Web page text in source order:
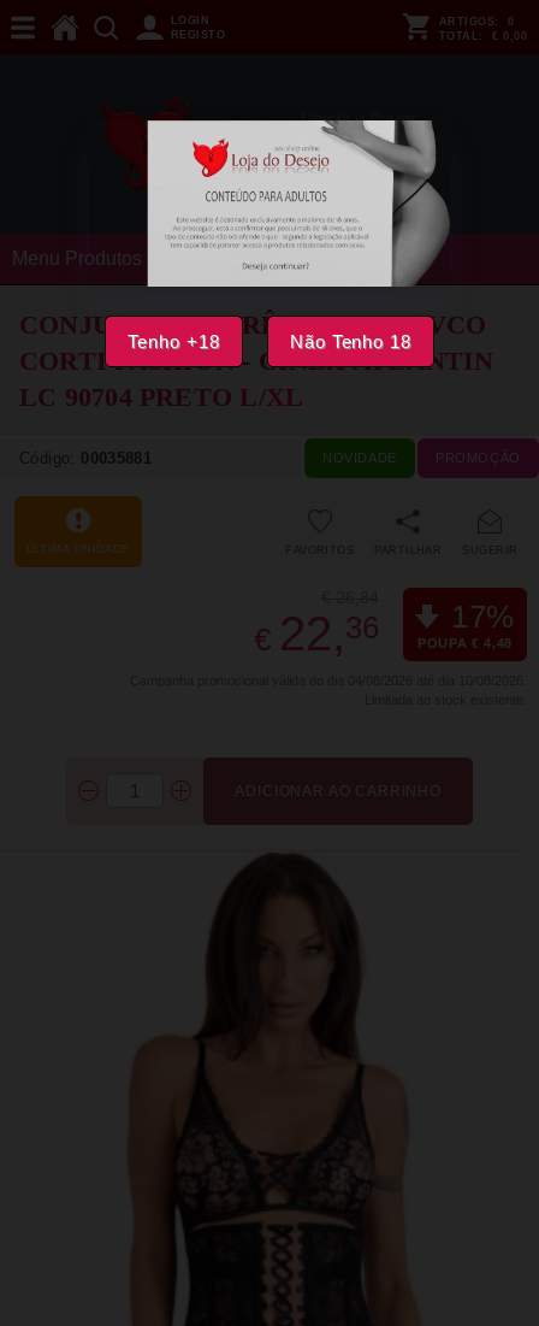
Tenho +18 Não Tenho 18
LOGIN
REGISTO
ARTIGOS:
0
TOTAL: € 0,00
Menu Produtos
CONJUNTO DE TRÊS PEÇAS LIVCO
CORTI FASHION - CINEX ATLANTIN
LC 90704 PRETO L/XL
Código: 00035881 NOVIDADE PROMOÇÃO
ÚLTIMA UNIDADE SUGERIR
FAVORITOS
€ 22,36 17%
POUPA € 4,48
ADICIONAR AO CARRINHO